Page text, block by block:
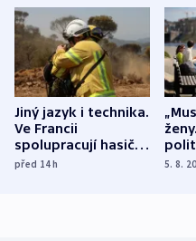
Jiný jazyk i technika.
Ve Francii
spolupracují hasiči z
různých zemí
před 14h 5. 8.